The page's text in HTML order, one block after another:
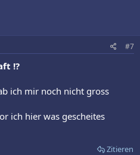
#7
!?
ich mir noch nicht gross
ich hier was gescheites
Zitieren